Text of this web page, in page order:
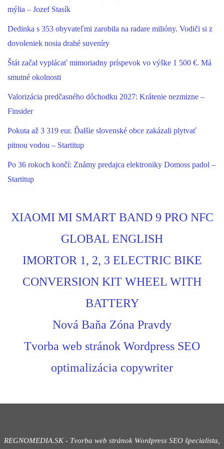
mýlia – Jozef Stasík
Dedinka s 353 obyvateľmi zarobila na radare milióny. Vodiči si z
dovoleniek nosia drahé suveníry
Štát začal vyplácať mimoriadny príspevok vo výške 1 500 €. Má
smutné okolnosti
Valorizácia predčasného dôchodku 2027: Krátenie nezmizne –
Finsider
Pokuta až 3 319 eur. Ďalšie slovenské obce zakázali plytvať
pitnou vodou – Startitup
Po 36 rokoch končí: Známy predajca elektroniky Domoss padol –
Startitup
XIAOMI MI SMART BAND 9 PRO NFC
GLOBAL ENGLISH
IMORTOR 1, 2, 3 ELECTRIC BIKE
CONVERSION KIT WHEEL WITH
BATTERY
Nová Baňa Zóna Pravdy
Tvorba web stránok Wordpress SEO
optimalizácia copywriter
REGNOMEDIA.SK - Tvorba web stránok Wordpress SEO špecialista,